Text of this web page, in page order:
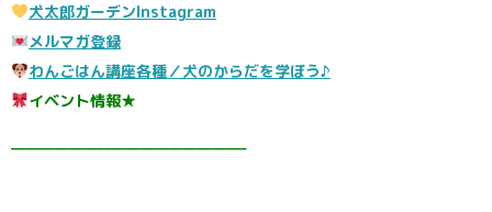
犬太郎ガーデンInstagram
メルマガ登録
わんごはん講座各種／犬のからだを学ぼう♪
イベント情報★
————————————————–